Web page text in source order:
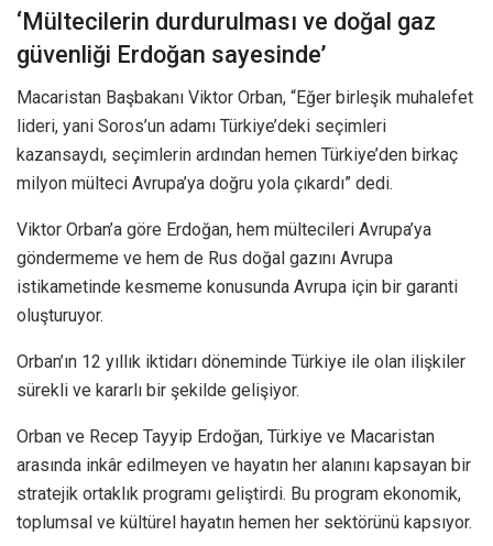
‘Mültecilerin durdurulması ve doğal gaz
güvenliği Erdoğan sayesinde’
Macaristan Başbakanı Viktor Orban, “Eğer birleşik muhalefet
lideri, yani Soros’un adamı Türkiye’deki seçimleri
kazansaydı, seçimlerin ardından hemen Türkiye’den birkaç
milyon mülteci Avrupa’ya doğru yola çıkardı” dedi.
Viktor Orban’a göre Erdoğan, hem mültecileri Avrupa’ya
göndermeme ve hem de Rus doğal gazını Avrupa
istikametinde kesmeme konusunda Avrupa için bir garanti
oluşturuyor.
Orban’ın 12 yıllık iktidarı döneminde Türkiye ile olan ilişkiler
sürekli ve kararlı bir şekilde gelişiyor.
Orban ve Recep Tayyip Erdoğan, Türkiye ve Macaristan
arasında inkâr edilmeyen ve hayatın her alanını kapsayan bir
stratejik ortaklık programı geliştirdi. Bu program ekonomik,
toplumsal ve kültürel hayatın hemen her sektörünü kapsıyor.